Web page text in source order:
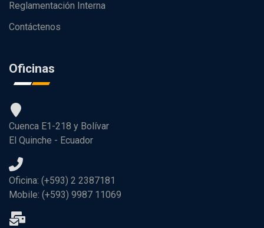
Reglamentación Interna
Contáctenos
Oficinas
Cuenca E1-218 y Bolívar
El Quinche - Ecuador
Oficina: (+593) 2 2387181
Mobile: (+593) 9987 11069